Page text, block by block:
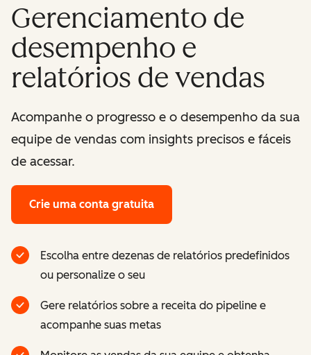
Gerenciamento de
desempenho e
relatórios de vendas
Acompanhe o progresso e o desempenho da sua
equipe de vendas com insights precisos e fáceis
de acessar.
Crie uma conta gratuita
Escolha entre dezenas de relatórios predefinidos
ou personalize o seu
Gere relatórios sobre a receita do pipeline e
acompanhe suas metas